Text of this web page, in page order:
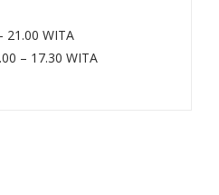
21.00 WITA
– 17.30 WITA